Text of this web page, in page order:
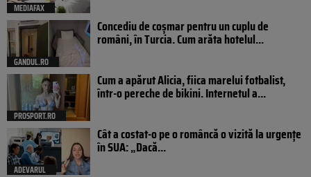
MEDIAFAX
GANDUL.RO
Concediu de coșmar pentru un cuplu de
români, în Turcia. Cum arăta hotelul...
PROSPORT.RO
Cum a apărut Alicia, fiica marelui fotbalist,
într-o pereche de bikini. Internetul a...
ADEVARUL
Cât a costat-o pe o româncă o vizită la urgențe
în SUA: „Dacă...